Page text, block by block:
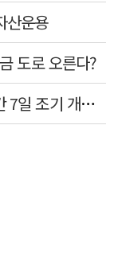
산운용
도로 오른다?
철도공단, 오송 시험선로 5㎞ 연장구간 7일 조기 개통…LA 메트로 사업 지원